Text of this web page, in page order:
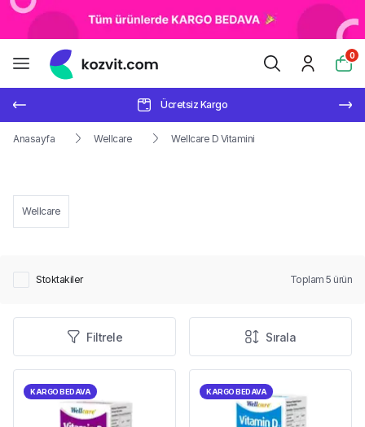
0
Ücretsiz Kargo
Anasayfa Wellcare Wellcare D Vitamini
Wellcare
Stoktakiler Toplam 5 ürün
Filtrele Sırala
KARGO BEDAVA KARGO BEDAVA